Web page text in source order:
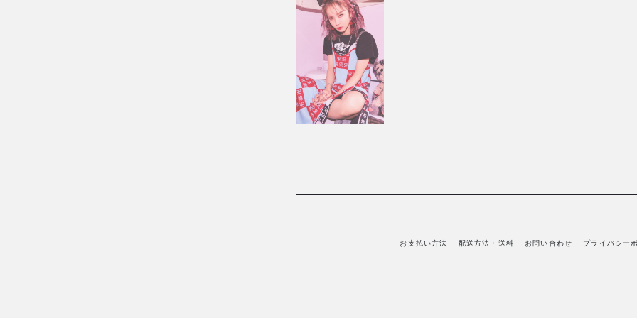
お支払い方法 配送方法・送料 お問い合わせ プライバシー